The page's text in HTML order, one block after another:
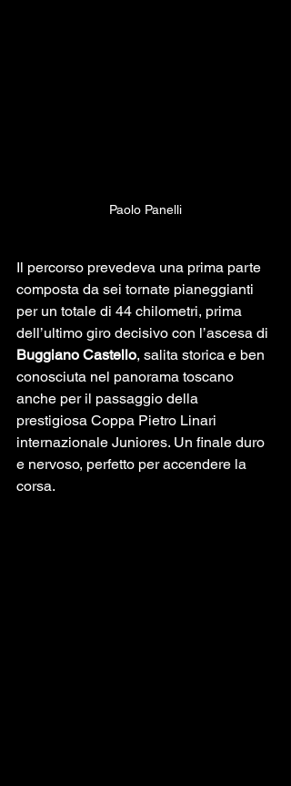
Paolo Panelli
Il percorso prevedeva una prima parte
composta da sei tornate pianeggianti
per un totale di 44 chilometri, prima
dell’ultimo giro decisivo con l’ascesa di
Buggiano Castello, salita storica e ben
conosciuta nel panorama toscano
anche per il passaggio della
prestigiosa Coppa Pietro Linari
internazionale Juniores. Un finale duro
e nervoso, perfetto per accendere la
corsa.